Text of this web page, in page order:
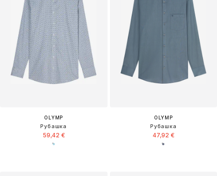
OLYMP
Рубашка
59,42 €
OLYMP
Рубашка
47,92 €